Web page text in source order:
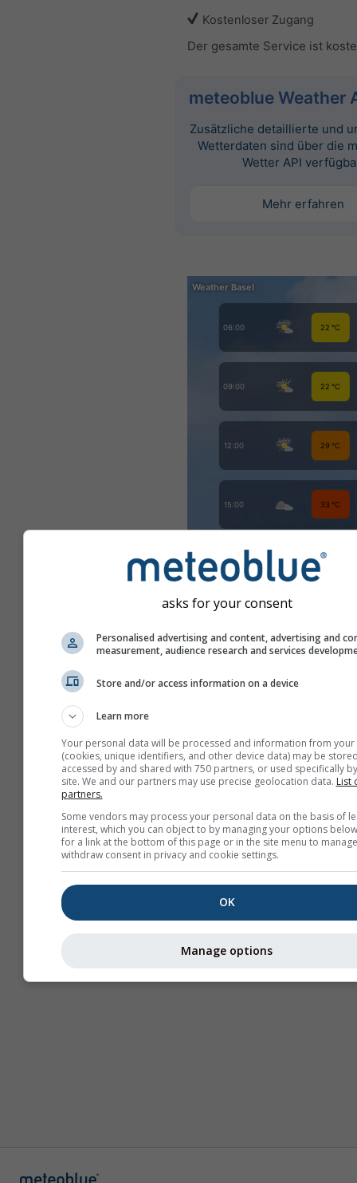
Kostenloser Zugang
Der gesamte Service ist
meteoblue Weather
Zusätzliche detaillierte und
Wetterdaten sind über die
Wetter API
Mehr erfahren
meteoTV
Zusätzliche
asks for your consent
Personalised advertising and content, advertising and
measurement, audience research and services
Store and/or access information on a device
Learn more
Your personal data will be processed and information from your
(cookies, unique identifiers, and other device data) may be
accessed by and shared with 750 partners, or used specifically
site. We and our partners may use precise geolocation data. List
partners.
Some vendors may process your personal data on the basis of
interest, which you can object to by managing your options
for a link at the bottom of this page or in the site menu to
withdraw consent in privacy and cookie settings.
OK
Manage options